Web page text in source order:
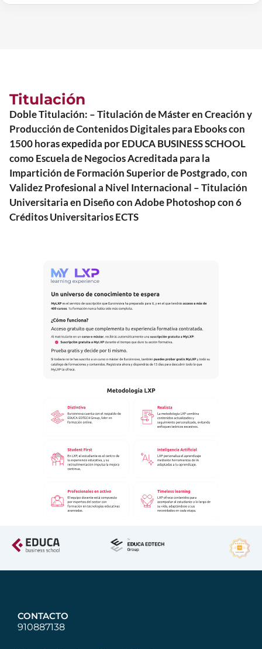
Titulación
Doble Titulación: – Titulación de Máster en Creación y
Producción de Contenidos Digitales para Ebooks con
1500 horas expedida por EDUCA BUSINESS SCHOOL
como Escuela de Negocios Acreditada para la
Impartición de Formación Superior de Postgrado, con
Validez Profesional a Nivel Internacional – Titulación
Universitaria en Diseño con Adobe Photoshop con 6
Créditos Universitarios ECTS
CONTACTO
910887138